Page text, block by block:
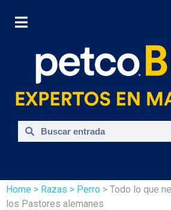
Home > Razas > Perro > Todo lo que
los Pastores alemanes